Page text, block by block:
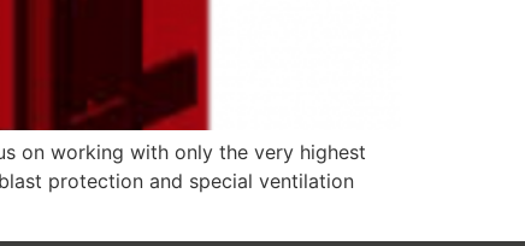
on working with only the very highest
protection and special ventilation